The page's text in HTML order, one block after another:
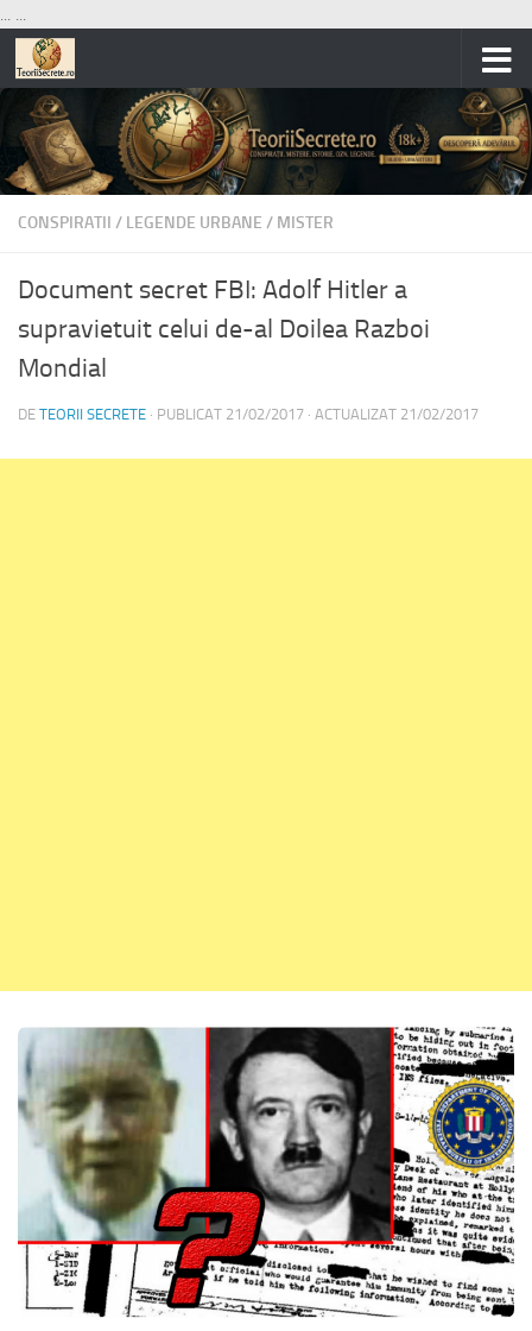
... ...
Skip to content
CONSPIRATII / LEGENDE URBANE / MISTER
Document secret FBI: Adolf Hitler a
supravietuit celui de-al Doilea Razboi
Mondial
DE TEORII SECRETE · PUBLICAT 21/02/2017 · ACTUALIZAT 21/02/2017